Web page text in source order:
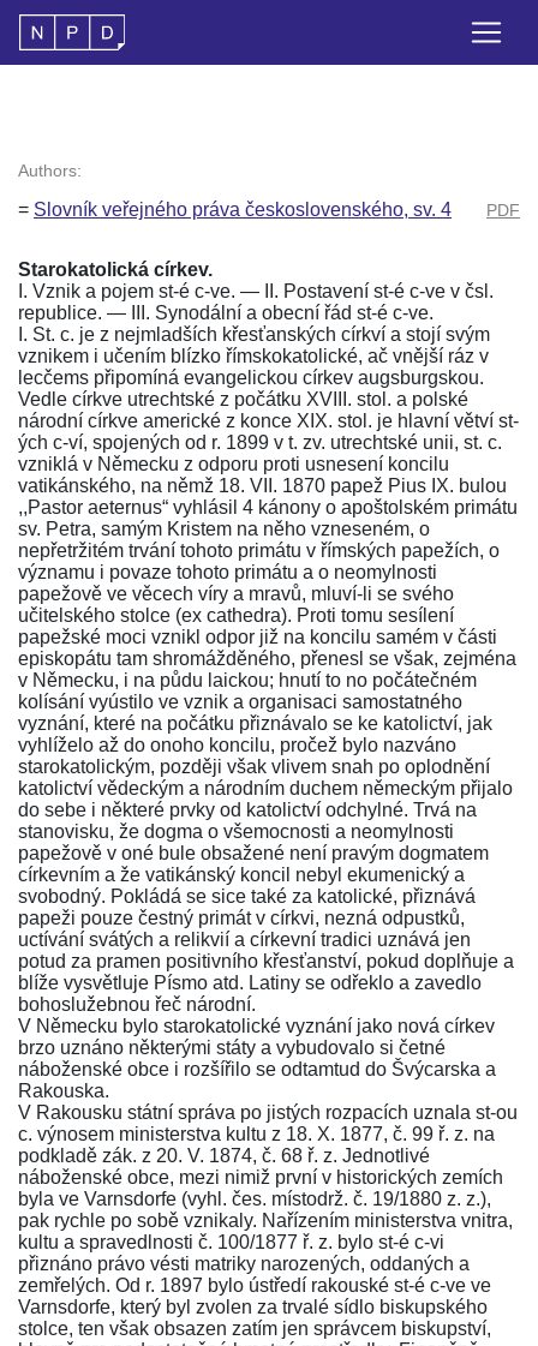
Authors:
= Slovník veřejného práva československého, sv. 4 PDF
Starokatolická církev.
I. Vznik a pojem st-é c-ve. — II. Postavení st-é c-ve v čsl.
republice. — III. Synodální a obecní řád st-é c-ve.
I. St. c. je z nejmladších křesťanských církví a stojí svým
vznikem i učením blízko římskokatolické, ač vnější ráz v
lecčems připomíná evangelickou církev augsburgskou.
Vedle církve utrechtské z počátku XVIII. stol. a polské
národní církve americké z konce XIX. stol. je hlavní větví st-
ých c-ví, spojených od r. 1899 v t. zv. utrechtské unii, st. c.
vzniklá v Německu z odporu proti usnesení koncilu
vatikánského, na němž 18. VII. 1870 papež Pius IX. bulou
,,Pastor aeternus“ vyhlásil 4 kánony o apoštolském primátu
sv. Petra, samým Kristem na něho vzneseném, o
nepřetržitém trvání tohoto primátu v římských papežích, o
významu i povaze tohoto primátu a o neomylnosti
papežově ve věcech víry a mravů, mluví-li se svého
učitelského stolce (ex cathedra). Proti tomu sesílení
papežské moci vznikl odpor již na koncilu samém v části
episkopátu tam shromážděného, přenesl se však, zejména
v Německu, i na půdu laickou; hnutí to no počátečném
kolísání vyústilo ve vznik a organisaci samostatného
vyznání, které na počátku přiznávalo se ke katolictví, jak
vyhlíželo až do onoho koncilu, pročež bylo nazváno
starokatolickým, později však vlivem snah po oplodnění
katolictví vědeckým a národním duchem německým přijalo
do sebe i některé prvky od katolictví odchylné. Trvá na
stanovisku, že dogma o všemocnosti a neomylnosti
papežově v oné bule obsažené není pravým dogmatem
církevním a že vatikánský koncil nebyl ekumenický a
svobodný. Pokládá se sice také za katolické, přiznává
papeži pouze čestný primát v církvi, nezná odpustků,
uctívání svátých a relikvií a církevní tradici uznává jen
potud za pramen positivního křesťanství, pokud doplňuje a
blíže vysvětluje Písmo atd. Latiny se odřeklo a zavedlo
bohoslužebnou řeč národní.
V Německu bylo starokatolické vyznání jako nová církev
brzo uznáno některými státy a vybudovalo si četné
náboženské obce i rozšířilo se odtamtud do Švýcarska a
Rakouska.
V Rakousku státní správa po jistých rozpacích uznala st-ou
c. výnosem ministerstva kultu z 18. X. 1877, č. 99 ř. z. na
podkladě zák. z 20. V. 1874, č. 68 ř. z. Jednotlivé
náboženské obce, mezi nimiž první v historických zemích
byla ve Varnsdorfe (vyhl. čes. místodrž. č. 19/1880 z. z.),
pak rychle po sobě vznikaly. Nařízením ministerstva vnitra,
kultu a spravedlnosti č. 100/1877 ř. z. bylo st-é c-vi
přiznáno právo vésti matriky narozených, oddaných a
zemřelých. Od r. 1897 bylo ústředí rakouské st-é c-ve ve
Varnsdorfe, který byl zvolen za trvalé sídlo biskupského
stolce, ten však obsazen zatím jen správcem biskupství,